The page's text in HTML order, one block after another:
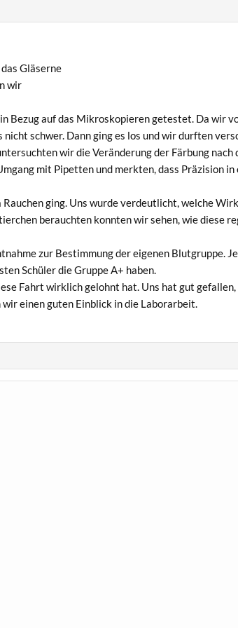
Gläserne
wir
Bezug auf das Mikroskopieren getestet. Da wir
schwer. Dann ging es los und wir durften
wir die Veränderung der Färbung nach
mit Pipetten und merkten, dass Präzision in
ging. Uns wurde verdeutlicht, welche
berauchten konnten wir sehen, wie diese
zur Bestimmung der eigenen Blutgruppe.
Schüler die Gruppe A+ haben.
Fahrt wirklich gelohnt hat. Uns hat gut
einen guten Einblick in die Laborarbeit.